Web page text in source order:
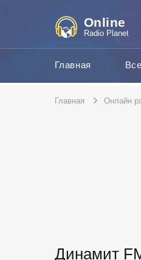
Online
Radio Planet
Главная
Главная Онлайн
Динамит